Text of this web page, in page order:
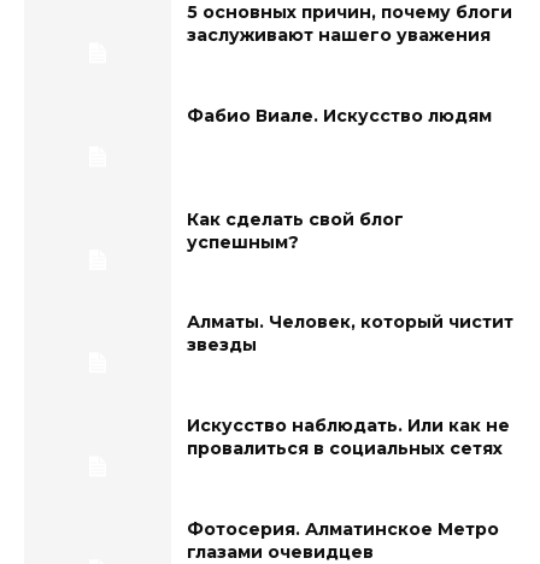
5 основных причин, почему блоги
заслуживают нашего уважения
Фабио Виале. Искусство людям
Как сделать свой блог
успешным?
Алматы. Человек, который чистит
звезды
Искусство наблюдать. Или как не
провалиться в социальных сетях
Фотосерия. Алматинское Метро
глазами очевидцев